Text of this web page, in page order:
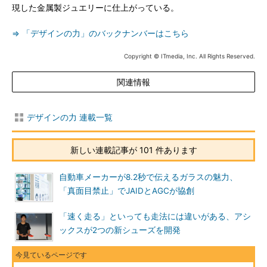
現した金属製ジュエリーに仕上がっている。
⇒ 「デザインの力」のバックナンバーはこちら
Copyright © ITmedia, Inc. All Rights Reserved.
関連情報
デザインの力 連載一覧
新しい連載記事が 101 件あります
自動車メーカーが8.2秒で伝えるガラスの魅力、
「真面目禁止」でJAIDとAGCが協創
「速く走る」といっても走法には違いがある、アシ
ックスが2つの新シューズを開発